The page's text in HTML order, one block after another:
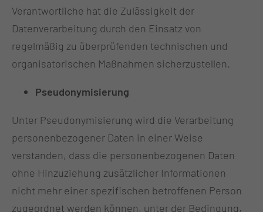
Verantwortliche hat die Zulässigkeit der
Datenverarbeitung durch den Einsatz von
regelmäßig zu überprüfenden technischen und
organisatorischen Maßnahmen sicherzustellen.
Pseudonymisierung
Unter Pseudonymisierung wird die Verarbeitung
personenbezogener Daten in einer Weise
verstanden, dass die personenbezogenen Daten
ohne Hinzuziehung zusätzlicher Informationen
nicht mehr einer spezifischen betroffenen Person
zugeordnet werden können, unter der Bedingung,